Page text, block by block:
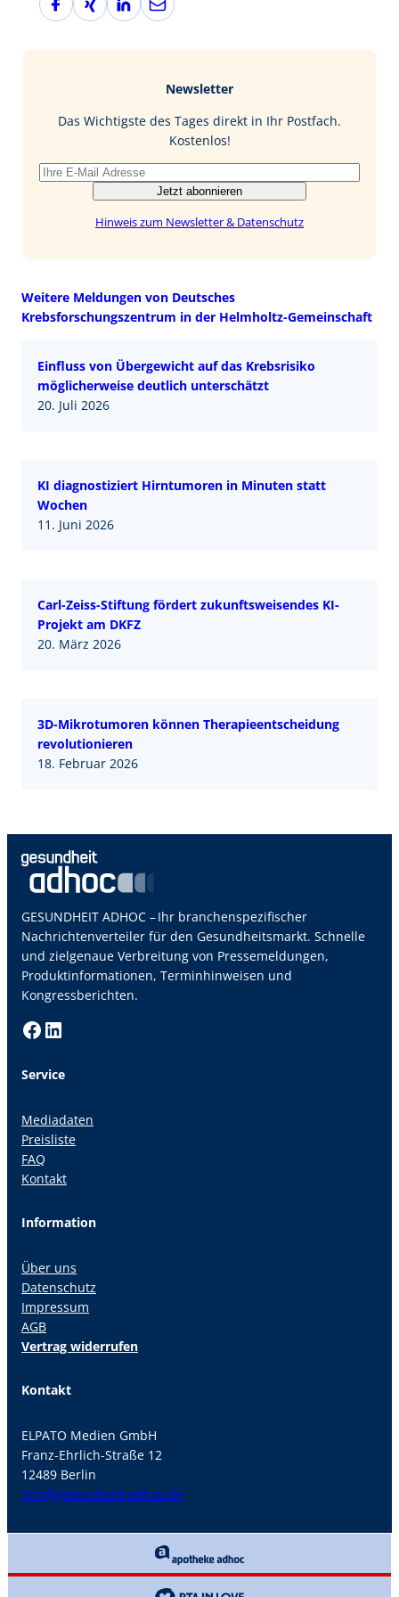
a
i
i
I
-
Newsletter
Das Wichtigste des Tages direkt in Ihr Postfach.
Kostenlos!
Jetzt abonnieren
Hinweis zum Newsletter & Datenschutz
Weitere Meldungen von Deutsches
Krebsforschungszentrum in der Helmholtz-Gemeinschaft
Einfluss von Übergewicht auf das Krebsrisiko
möglicherweise deutlich unterschätzt
20. Juli 2026
KI diagnostiziert Hirntumoren in Minuten statt
Wochen
11. Juni 2026
Carl-Zeiss-Stiftung fördert zukunftsweisendes KI-
Projekt am DKFZ
20. März 2026
3D-Mikrotumoren können Therapieentscheidung
revolutionieren
18. Februar 2026
GESUNDHEIT ADHOC – Ihr branchenspezifischer
Nachrichtenverteiler für den Gesundheitsmarkt. Schnelle
und zielgenaue Verbreitung von Pressemeldungen,
Produktinformationen, Terminhinweisen und
Kongressberichten.
Facebook LinkedIn
Service
Mediadaten
Preisliste
FAQ
Kontakt
Information
Über uns
Datenschutz
Impressum
AGB
Vertrag widerrufen
Kontakt
ELPATO Medien GmbH
Franz-Ehrlich-Straße 12
12489 Berlin
info@gesundheit-adhoc.de